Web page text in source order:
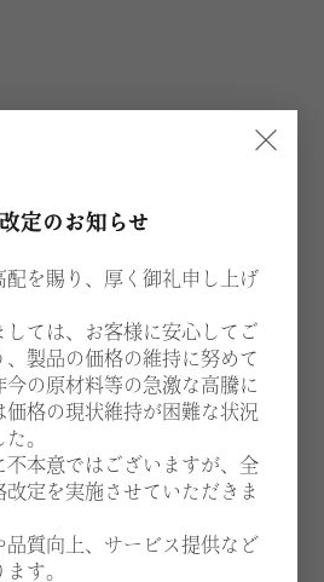
×
定のお知らせ
配を賜り、厚く御礼申し上げ
しては、お客様に安心してご
製品の価格の維持に努めて
今の原材料等の急激な高騰に
価格の現状維持が困難な状況
。
不本意ではございますが、全
定を実施させていただきま
品質向上、サービス提供など
す。